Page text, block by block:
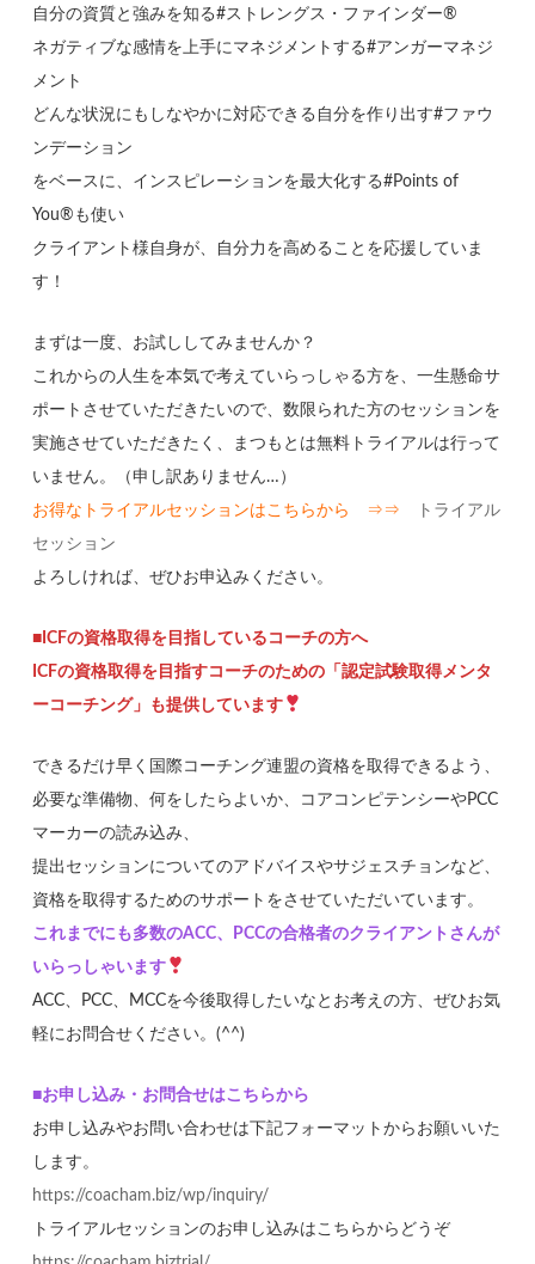
自分の資質と強みを知る#ストレングス・ファインダー®
ネガティブな感情を上手にマネジメントする#アンガーマネジ
メント
どんな状況にもしなやかに対応できる自分を作り出す#ファウ
ンデーション
をベースに、インスピレーションを最大化する#Points of
You®も使い
クライアント様自身が、自分力を高めることを応援していま
す！
まずは一度、お試ししてみませんか？
これからの人生を本気で考えていらっしゃる方を、一生懸命サ
ポートさせていただきたいので、数限られた方のセッションを
実施させていただきたく、まつもとは無料トライアルは行って
いません。（申し訳ありません…）
お得なトライアルセッションはこちらから ⇒⇒
トライアル
セッション
よろしければ、ぜひお申込みください。
■ICFの資格取得を目指しているコーチの方へ
ICFの資格取得を目指すコーチのための「認定試験取得メンタ
ーコーチング」も提供しています
できるだけ早く国際コーチング連盟の資格を取得できるよう、
必要な準備物、何をしたらよいか、コアコンピテンシーやPCC
マーカーの読み込み、
提出セッションについてのアドバイスやサジェスチョンなど、
資格を取得するためのサポートをさせていただいています。
これまでにも多数のACC、PCCの合格者のクライアントさんが
いらっしゃいます
ACC、PCC、MCCを今後取得したいなとお考えの方、ぜひお気
軽にお問合せください。(^^)
■お申し込み・お問合せはこちらから
お申し込みやお問い合わせは下記フォーマットからお願いいた
します。
https://coacham.biz/wp/inquiry/
トライアルセッションのお申し込みはこちらからどうぞ